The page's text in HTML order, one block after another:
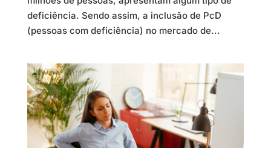
deficiência. Sendo assim, a inclusão de PcD
(pessoas com deficiência) no mercado de...